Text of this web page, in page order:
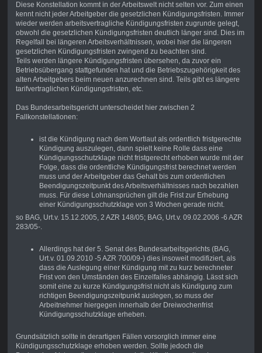
Diese Konstellation kommt in der Arbeitswelt nicht selten vor. Zum einen
kennt nicht jeder Arbeitgeber die gesetzlichen Kündigungsfristen. Immer
wieder werden arbeitsvertragliche Kündigungsfristen zugrunde gelegt,
obwohl die gesetzlichen Kündigungsfristen deutlich länger sind. Dies im
Regelfall bei längeren Arbeitsverhältnissen, wobei hier die längeren
gesetzlichen Kündigungsfristen zwingend zu beachten sind.
Teils werden längere Kündigungsfristen übersehen, da zuvor ein
Betriebsübergang stattgefunden hat und die Betriebszugehörigkeit des
alten Arbeitgebers beim neuen anzurechnen sind. Teils gibt es längere
tarifvertraglichen Kündigungsfristen, etc.
Das Bundesarbeitsgericht unterscheidet hier zwischen 2
Fallkonstellationen:
ist die Kündigung nach dem Wortlaut als ordentlich fristgerechte
Kündigung auszulegen, dann spielt keine Rolle dass eine
Kündigungsschutzklage nicht fristgerecht erhoben wurde mit der
Folge, dass die ordentliche Kündigungsfrist berechnet werden
muss und der Arbeitgeber das Gehalt bis zum ordentlichen
Beendigungszeitpunkt des Arbeitsverhältnisses nach bezahlen
muss. Für diese Lohnansprüchen gilt die Frist zur Erhebung
einer Kündigungsschutzklage von 3 Wochen gerade nicht.
so BAG, Urt.v. 15.12.2005, 2 AZR 148/05; BAG, Urt.v. 09.02.2006 -6 AZR
283/05-.
Allerdings hat der 5. Senat des Bundesarbeitsgerichts (BAG,
Urt.v. 01.09.2010 -5 AZR 700/09-) dies insoweit modifiziert, als
dass die Auslegung einer Kündigung mit zu kurz berechneter
Frist von den Umständen des Einzelfalles abhängig. Lässt sich
somit eine zu kurze Kündigungsfrist nicht als Kündigung zum
richtigen Beendigungszeitpunkt auslegen, so muss der
Arbeitnehmer hiergegen innerhalb der Dreiwochenfrist
Kündigungsschutzklage erheben.
Grundsätzlich sollte in derartigen Fällen vorsorglich immer eine
Kündigungsschutzklage erhoben werden. Sollte jedoch die